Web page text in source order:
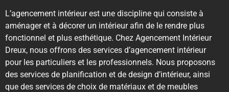
L’agencement intérieur est une discipline qui consiste à
aménager et à décorer un intérieur afin de le rendre plus
fonctionnel et plus esthétique. Chez Agencement Intérieur
Dreux, nous offrons des services d’agencement intérieur
pour les particuliers et les professionnels. Nous proposons
des services de planification et de design d’intérieur, ainsi
que des services de choix de matériaux et de meubles